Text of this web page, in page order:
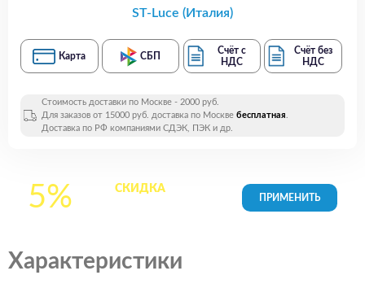
ST-Luce (Италия)
Карта СБП
Счёт с
НДС
Счёт без
НДС
Стоимость доставки по Москве - 2000 руб.
Для заказов от 15000 руб. доставка по Москве бесплатная.
Доставка по РФ компаниями СДЭК, ПЭК и др.
5% СКИДКАна все
Характеристики